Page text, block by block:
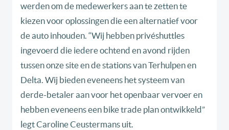
werden om de medewerkers aan te zetten te
kiezen voor oplossingen die een alternatief voor
de auto inhouden. “Wij hebben privéshuttles
ingevoerd die iedere ochtend en avond rijden
tussen onze site en de stations van Terhulpen en
Delta. Wij bieden eveneens het systeem van
derde-betaler aan voor het openbaar vervoer en
hebben eveneens een bike trade plan ontwikkeld”
legt Caroline Ceustermans uit.